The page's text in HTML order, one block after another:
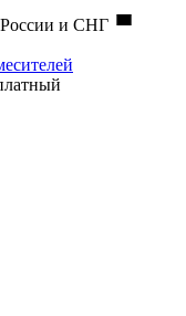
России и СНГ